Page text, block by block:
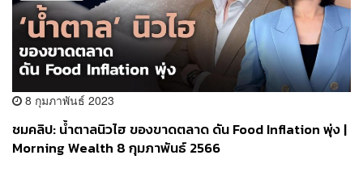
8 กุมภาพันธ์ 2023
ชมคลิป: น้ำตาลนิวไฮ ของขาดตลาด ดัน Food Inflation พุ่ง |
Morning Wealth 8 กุมภาพันธ์ 2566